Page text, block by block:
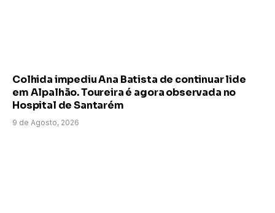
Colhida impediu Ana Batista de continuar lide
em Alpalhão. Toureira é agora observada no
Hospital de Santarém
9 de Agosto, 2026